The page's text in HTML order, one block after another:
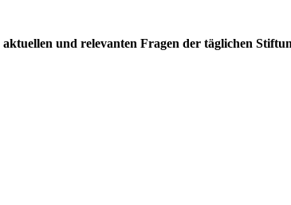
aktuellen und relevanten Fragen der täglichen